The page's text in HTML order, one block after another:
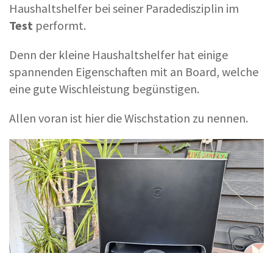
Haushaltshelfer bei seiner Paradedisziplin im
Test performt.
Denn der kleine Haushaltshelfer hat einige
spannenden Eigenschaften mit an Board, welche
eine gute Wischleistung begünstigen.
Allen voran ist hier die Wischstation zu nennen.